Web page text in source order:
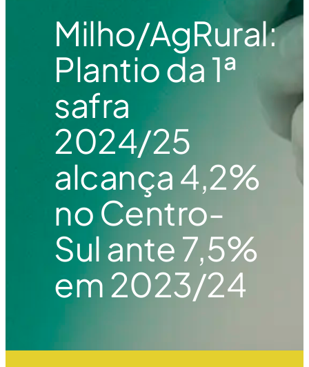
Milho/AgRural:
Plantio da 1ª
safra
2024/25
alcança 4,2%
no Centro-
Sul ante 7,5%
em 2023/24